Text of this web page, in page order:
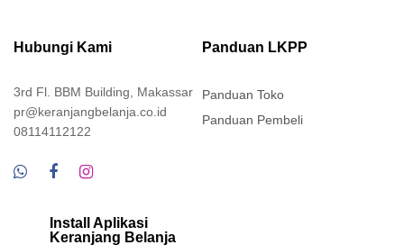
Hubungi Kami
3rd Fl. BBM Building, Makassar
pr@keranjangbelanja.co.id
08114112122
Panduan LKPP
Panduan Toko
Panduan Pembeli
Install Aplikasi
Keranjang Belanja